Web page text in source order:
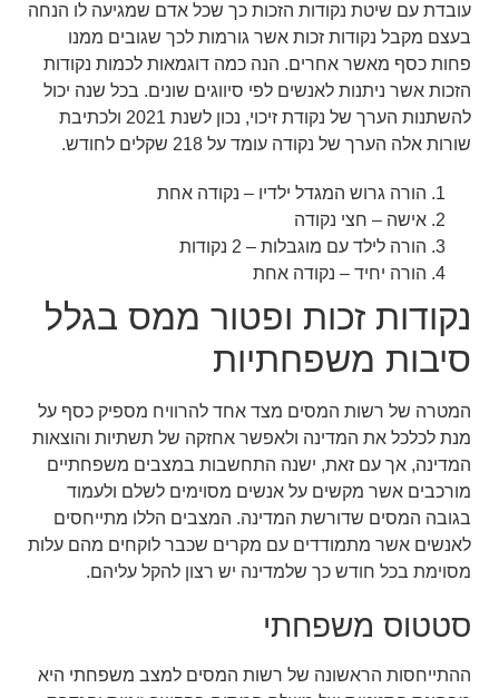
עובדת עם שיטת נקודות הזכות כך שכל אדם שמגיעה לו הנחה
בעצם מקבל נקודות זכות אשר גורמות לכך שגובים ממנו
פחות כסף מאשר אחרים. הנה כמה דוגמאות לכמות נקודות
הזכות אשר ניתנות לאנשים לפי סיווגים שונים. בכל שנה יכול
להשתנות הערך של נקודת זיכוי, נכון לשנת 2021 ולכתיבת
שורות אלה הערך של נקודה עומד על 218 שקלים לחודש.
הורה גרוש המגדל ילדיו – נקודה אחת
אישה – חצי נקודה
הורה לילד עם מוגבלות – 2 נקודות
הורה יחיד – נקודה אחת
נקודות זכות ופטור ממס בגלל
סיבות משפחתיות
המטרה של רשות המסים מצד אחד להרוויח מספיק כסף על
מנת לכלכל את המדינה ולאפשר אחזקה של תשתיות והוצאות
המדינה, אך עם זאת, ישנה התחשבות במצבים משפחתיים
מורכבים אשר מקשים על אנשים מסוימים לשלם ולעמוד
בגובה המסים שדורשת המדינה. המצבים הללו מתייחסים
לאנשים אשר מתמודדים עם מקרים שכבר לוקחים מהם עלות
מסוימת בכל חודש כך שלמדינה יש רצון להקל עליהם.
סטטוס משפחתי
ההתייחסות הראשונה של רשות המסים למצב משפחתי היא